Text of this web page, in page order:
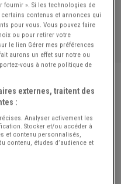
930 Turbo Coupé
MULTI-
fournir ». Si les technologies de
contenus et annonces qui
pour vous. Vous pouvez faire
ou pour retirer votre
le lien Gérer mes préférences
aurons un effet sur notre ou
vous à notre politique de
externes, traitent des
:
Analyser activement les
Stocker et/ou accéder à
et contenu personnalisés,
contenu, études d’audience et